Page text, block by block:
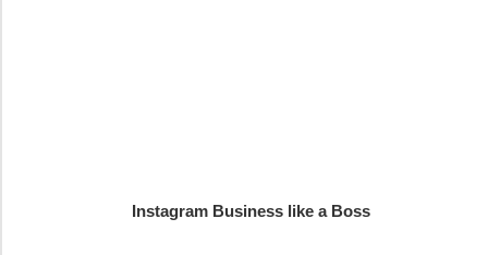
Instagram Business like a Boss